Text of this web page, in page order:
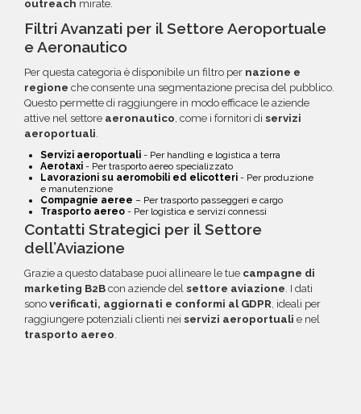
outreach mirate.
Filtri Avanzati per il Settore Aeroportuale
e Aeronautico
Per questa categoria è disponibile un filtro per nazione e
regione che consente una segmentazione precisa del pubblico.
Questo permette di raggiungere in modo efficace le aziende
attive nel settore aeronautico , come i fornitori di servizi
aeroportuali
Servizi aeroportuali - Per handling e logistica a terra
Aerotaxi - Per trasporto aereo specializzato
Lavorazioni su aeromobili ed elicotteri - Per produzione
e manutenzione
Compagnie aeree – Per trasporto passeggeri e cargo
Trasporto aereo - Per logistica e servizi connessi
Contatti Strategici per il Settore
dell’Aviazione
Grazie a questo database puoi allineare le tue campagne di
marketing B2B con aziende del settore aviazione. I dati
sono verificati, aggiornati e conformi al GDPR, ideali per
raggiungere potenziali clienti nei servizi aeroportuali e nel
trasporto aereo.